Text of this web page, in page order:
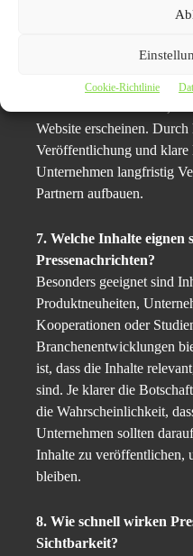
Cookie-Richtlinie
hochwertige
ist die Präsenz auf
da diese die
Website erscheinen.
Veröffentlichung und
Unternehmen langfristig
Partnern aufbauen.
7. Welche Inhalte eignen
Pressenachrichten?
Besonders geeignet sind
Produktneuheiten,
Kooperationen oder
Branchenentwicklungen
ist, dass die Inhalte
sind. Je klarer die
die Wahrscheinlichkeit,
Unternehmen sollten
Inhalte zu veröffentlichen,
bleiben.
8. Wie schnell wirken
Sichtbarkeit?